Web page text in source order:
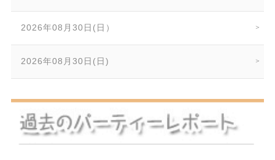
2026年08月30日(日）
2026年08月30日(日)